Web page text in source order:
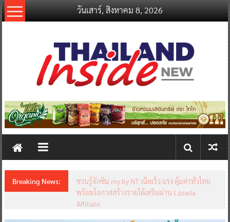
Skip
to
วันเสาร์, สิงหาคม 8, 2026
thailandinsidenew.com
Thailand
New
Breaking News:
ชวนรู้จักซิม my by NT เน็ตเร็ว แรง คุ้มค่าทั่วไทย
พร้อมโอกาสสร้างรายได้เสริมผ่าน Lazada
Affiliate